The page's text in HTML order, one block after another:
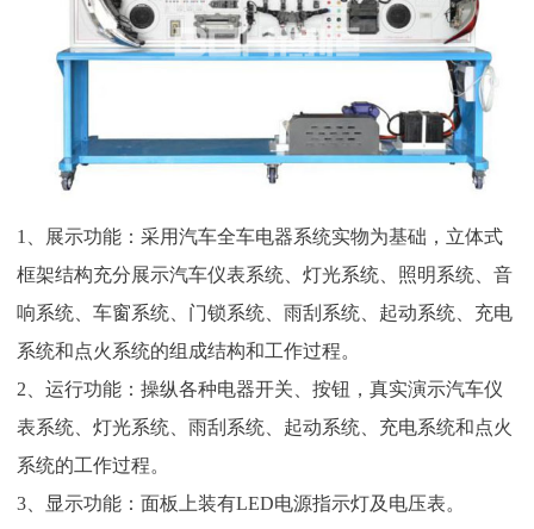
1、展示功能：采用汽车全车电器系统实物为基础，立体式
框架结构充分展示汽车仪表系统、灯光系统、照明系统、音
响系统、车窗系统、门锁系统、雨刮系统、起动系统、充电
系统和点火系统的组成结构和工作过程。
2、运行功能：操纵各种电器开关、按钮，真实演示汽车仪
表系统、灯光系统、雨刮系统、起动系统、充电系统和点火
系统的工作过程。
3、显示功能：面板上装有LED电源指示灯及电压表。